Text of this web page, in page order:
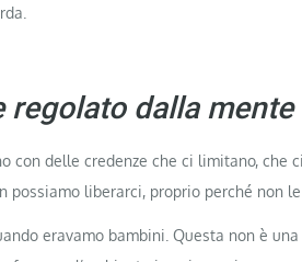
regolato dalla
delle credenze che ci limitano, che
liberarci, proprio perché non
eravamo bambini. Questa non è una